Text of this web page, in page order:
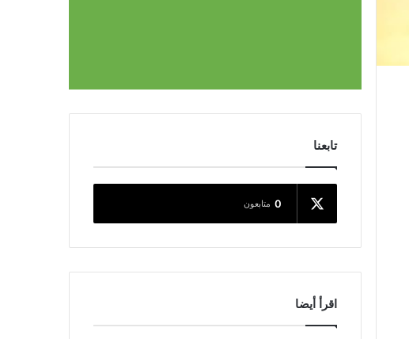
تابعنا
0 متابعون
اقرأ أيضا